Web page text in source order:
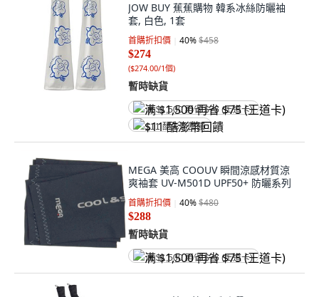
JOW BUY 蕉蕉購物 韓系冰絲防曬袖
套, 白色, 1套
首購折扣價 40%$458
$274
($274.00/1個)
暫時缺貨
满 $1,500 再省 $75 (王道卡)
$11 酷澎幣回饋
MEGA 美高 COOUV 瞬間涼感材質涼
爽袖套 UV-M501D UPF50+ 防曬系列
首購折扣價 40%$480
$288
暫時缺貨
满 $1,500 再省 $75 (王道卡)